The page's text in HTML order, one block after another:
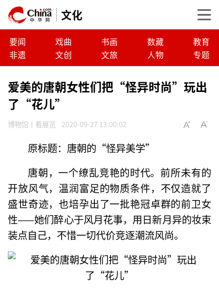
文化
要闻 戏曲 书画 数藏
教育
非遗
文创 文旅 人物 专题
爱美的唐朝女性们把“怪异时尚”玩出
了“花儿”
博物馆丨看展览 2020-09-27 13:00:02
原标题：唐朝的“怪异美学”
唐朝，一个缭乱竞艳的时代。前所未有的
开放风气，温润富足的物质条件，不仅造就了
盛世奇迹，也培孕出了一批艳冠卓群的前卫女
性——她们醉心于风月花事，用日新月异的妆束
装点自己，不惜一切代价竞逐潮流风尚。